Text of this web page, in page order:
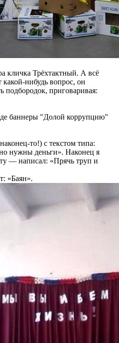
кличка Трёхтактный. А всё
какой-нибудь вопрос, он
подбородок, приговаривая:
баннеры "Долой коррупцию"
то!) с текстом типа:
нужны деньги». Наконец я
— написал: «Прячь труп и
«Баян».